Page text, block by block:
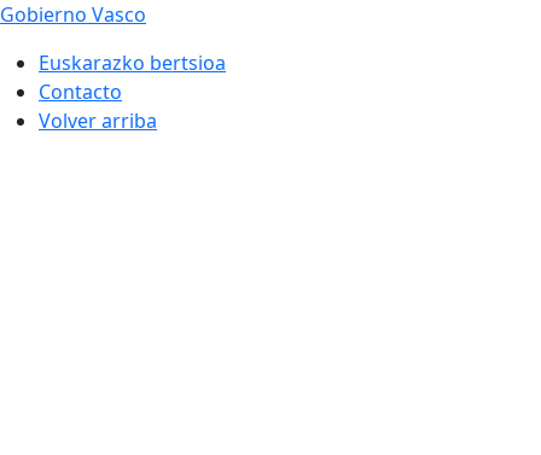
Gobierno Vasco
Euskarazko bertsioa
Contacto
Volver arriba